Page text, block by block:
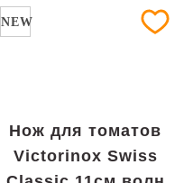
NEW
Нож для томатов
Victorinox Swiss